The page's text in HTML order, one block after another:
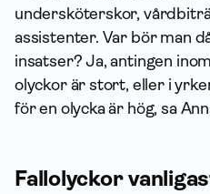
undersköterskor,
assistenter. Var bör man
insatser? Ja, antingen
olyckor är stort, eller i
för en olycka är hög, sa
Fallolyckor